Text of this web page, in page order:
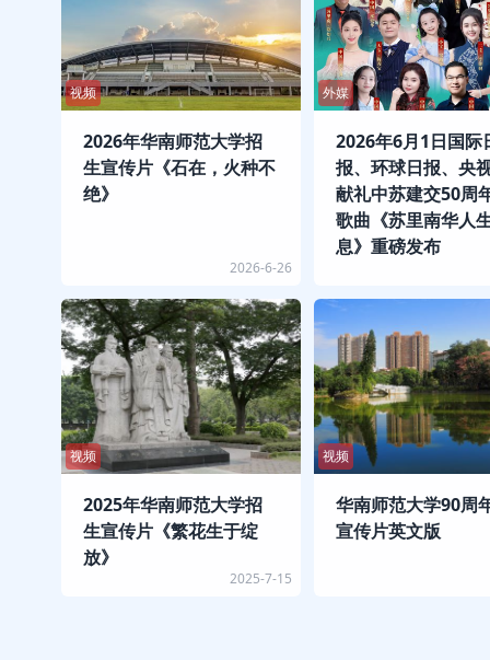
视频
2026年华南师范大学招
生宣传片《石在，火种不
绝》
2026-6-26
外媒
2026年6月1日国际
报、环球日报、央
献礼中苏建交50周
歌曲《苏里南华人
息》重磅发布
视频
2025年华南师范大学招
生宣传片《繁花生于绽
放》
2025-7-15
视频
华南师范大学90周
宣传片英文版